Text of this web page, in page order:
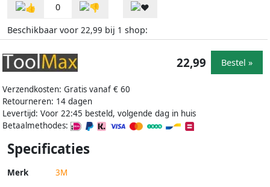
0
Beschikbaar voor 22,99 bij 1 shop:
Verzendkosten: Gratis vanaf € 60
Retourneren: 14 dagen
Levertijd: Voor 22:45 besteld, volgende dag in huis
Betaalmethodes:
22,99 Bestel »
Specificaties
Merk 3M